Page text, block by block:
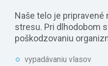
Naše telo je pripravené
stresu. Pri dlhodobom
poškodzovaniu
vypadávaniu vlasov